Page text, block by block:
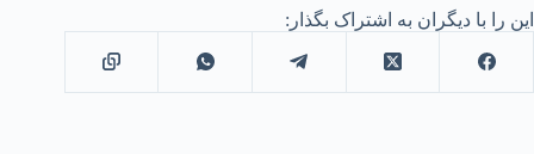
این را با دیگران به اشتراک بگذار: